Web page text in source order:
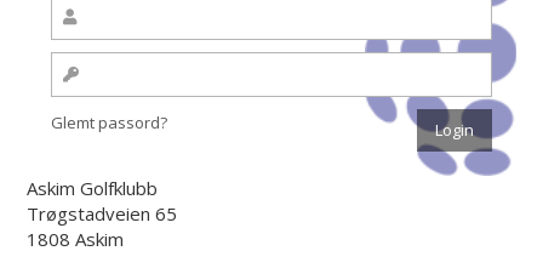
Glemt passord?
Askim Golfklubb
Trøgstadveien 65
1808 Askim